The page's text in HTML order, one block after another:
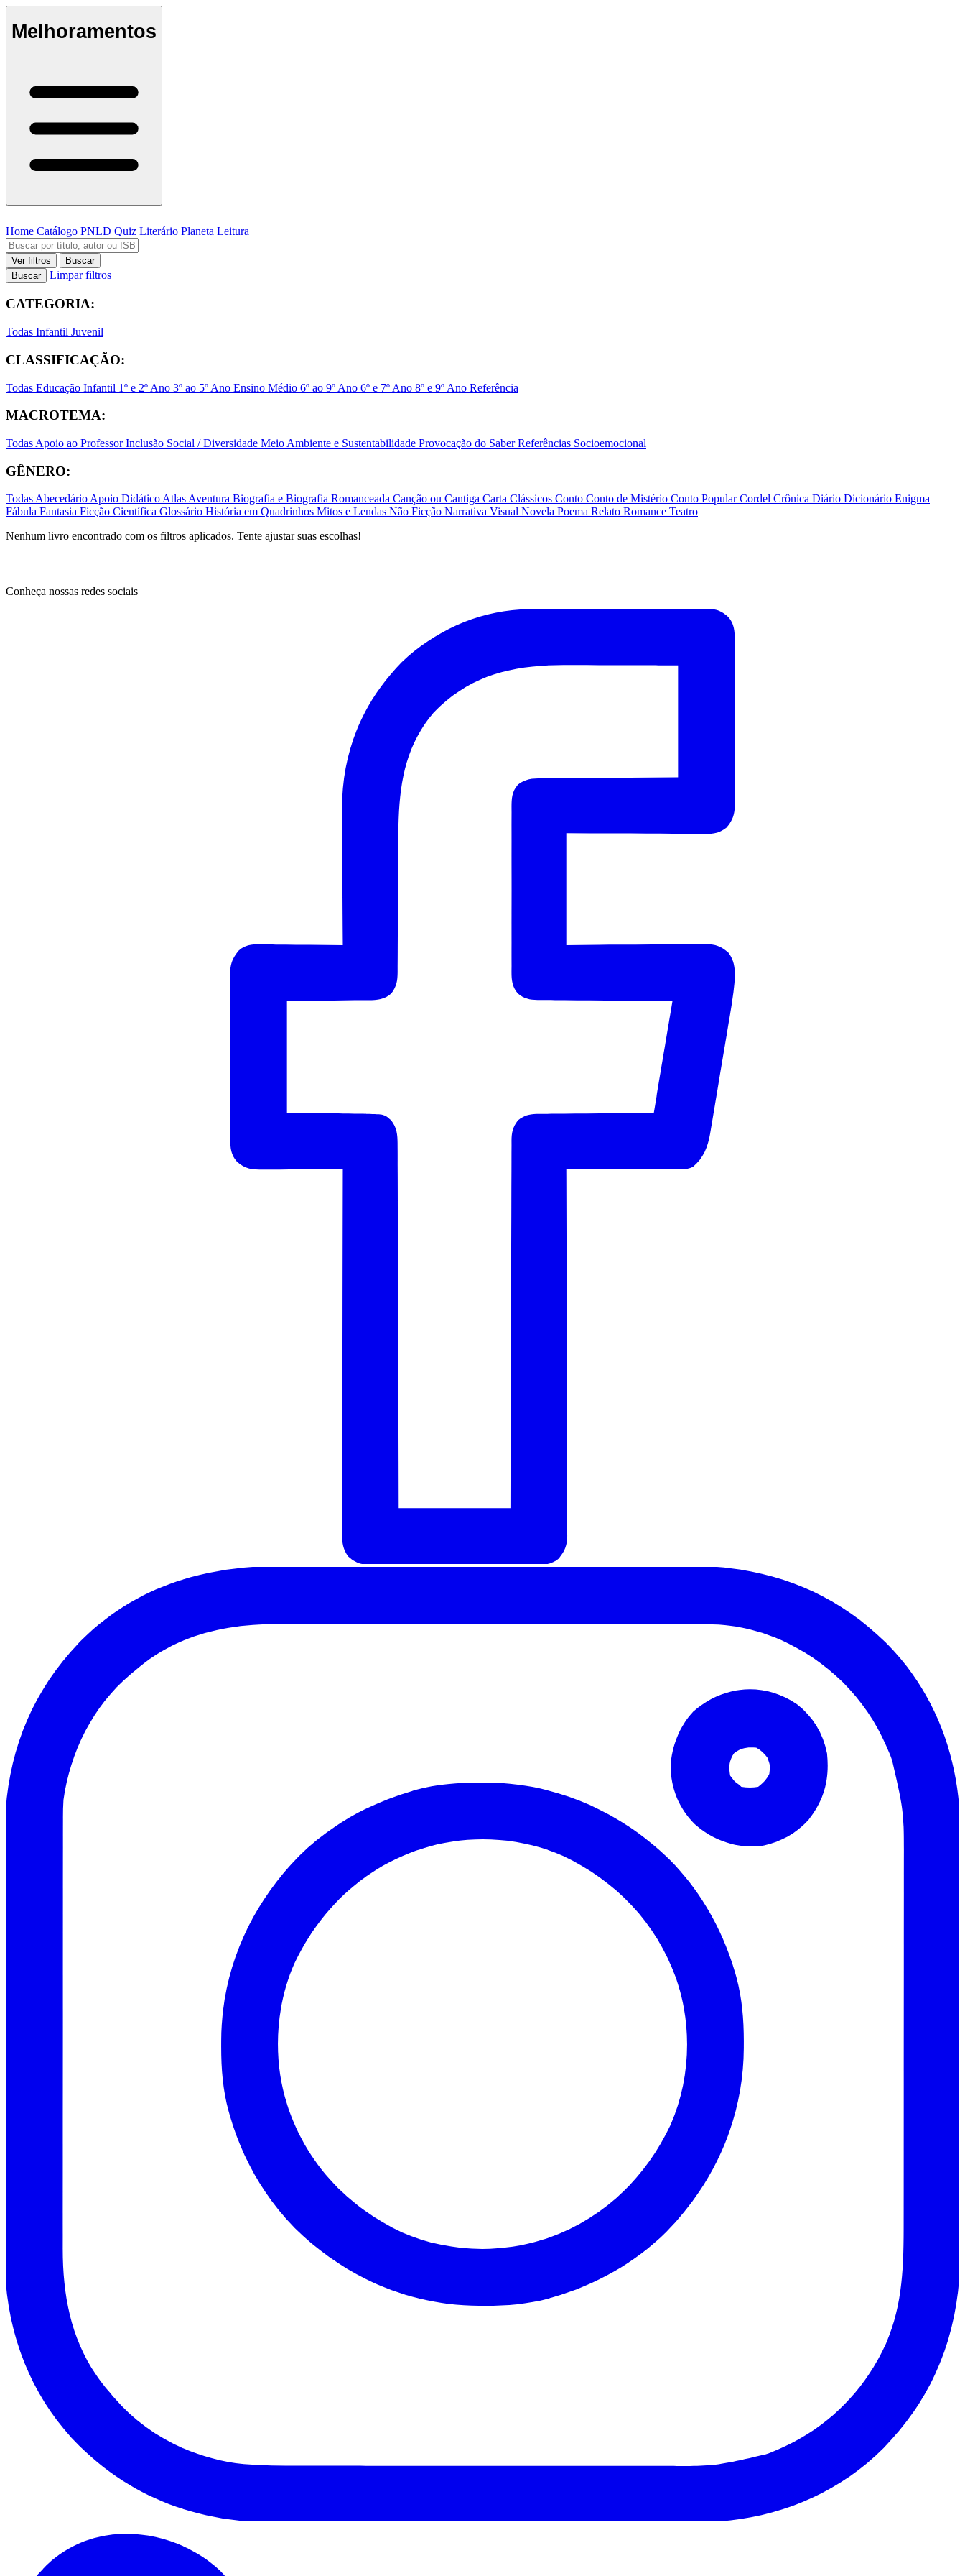
Melhoramentos
Home Catálogo PNLD Quiz Literário Planeta Leitura
Ver filtros
Buscar
Buscar
Limpar filtros
CATEGORIA:
Todas Infantil Juvenil
CLASSIFICAÇÃO:
Todas Educação Infantil 1º e 2º Ano 3º ao 5º Ano Ensino Médio 6º ao 9º Ano 6º e 7º Ano 8º e 9º Ano Referência
MACROTEMA:
Todas Apoio ao ProfessorInclusão Social / Diversidade Meio Ambiente e Sustentabilidade Provocação do SaberReferências Socioemocional
GÊNERO:
TodasAbecedárioApoio DidáticoAtlasAventura Biografia e Biografia Romanceada Canção ou Cantiga Carta Clássicos Conto Conto de Mistério Conto PopularCordel Crônica Diário Dicionário Enigma
Fábula Fantasia Ficção Científica Glossário História em Quadrinhos Mitos e Lendas Não Ficção Narrativa Visual Novela Poema Relato Romance Teatro
Nenhum livro encontrado com os filtros aplicados. Tente ajustar suas escolhas!
Conheça nossas redes sociais